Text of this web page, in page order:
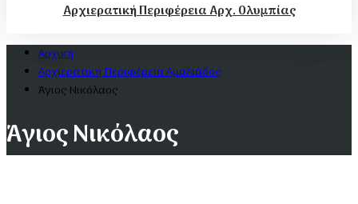
Αρχιερατική Περιφέρεια Αρχ. Ολυμπίας
Αρχική
Αρχιερατική Περιφέρεια Αμαλιάδος
Άγιος Νικόλαος
Άγιος Νικόλαος